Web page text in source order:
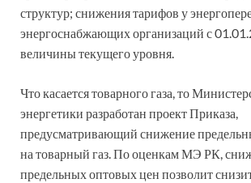
структур; снижения тарифов у
энергоснабжающих организаций с
величины текущего уровня.
Что касается товарного газа, то
энергетики разработан проект Приказа,
предусматривающий снижение
на товарный газ. По оценкам МЭ РК,
предельных оптовых цен позволит